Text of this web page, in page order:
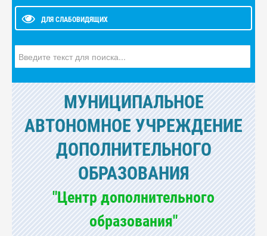
ДЛЯ СЛАБОВИДЯЩИХ
МУНИЦИПАЛЬНОЕ
АВТОНОМНОЕ УЧРЕЖДЕНИЕ
ДОПОЛНИТЕЛЬНОГО
ОБРАЗОВАНИЯ
"Центр дополнительного
образования"